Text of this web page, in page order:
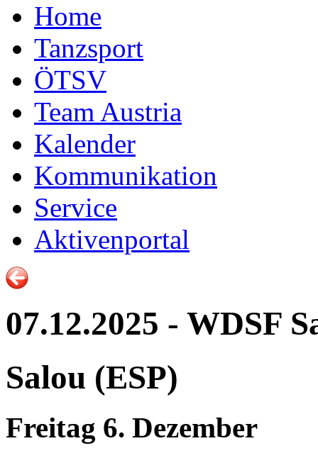
Home
Tanzsport
ÖTSV
Team Austria
Kalender
Kommunikation
Service
Aktivenportal
07.12.2025 - WDSF
Salou (ESP)
Freitag 6. Dezember